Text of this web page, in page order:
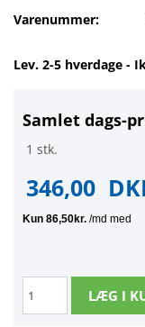
Varenummer:
Lev. 2-5 hverdage -
Samlet dags-
1 stk.
346,00